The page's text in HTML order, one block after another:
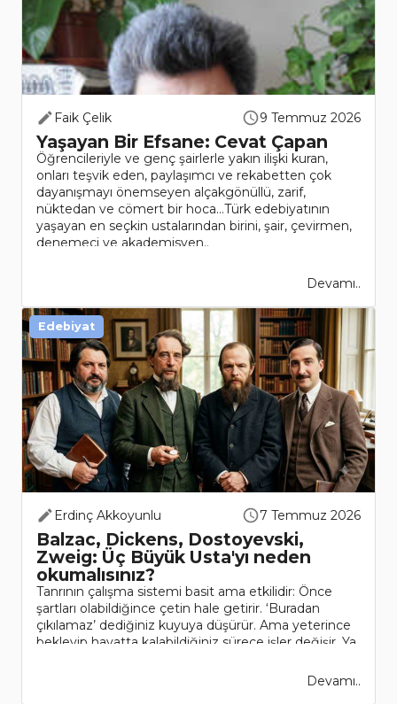
Faik Çelik 9 Temmuz 2026
Yaşayan Bir Efsane: Cevat Çapan
Öğrencileriyle ve genç şairlerle yakın ilişki kuran,
onları teşvik eden, paylaşımcı ve rekabetten çok
dayanışmayı önemseyen alçakgönüllü, zarif,
nüktedan ve cömert bir hoca…Türk edebiyatının
yaşayan en seçkin ustalarından birini, şair, çevirmen,
denemeci ve akademisyen..
Devamı..
Erdinç Akkoyunlu 7 Temmuz 2026
Balzac, Dickens, Dostoyevski,
Zweig: Üç Büyük Usta'yı neden
okumalısınız?
Tanrının çalışma sistemi basit ama etkilidir: Önce
şartları olabildiğince çetin hale getirir. ‘Buradan
çıkılamaz’ dediğiniz kuyuya düşürür. Ama yeterince
bekleyip hayatta kalabildiğiniz sürece işler değişir. Ya
Devamı..
Edebiyat